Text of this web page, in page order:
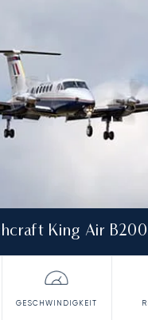
King Air B200